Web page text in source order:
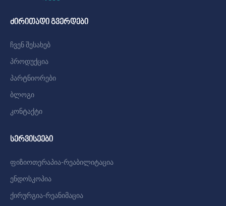
ძირითადი გვერდები
ჩვენ შესახებ
პროდუქცია
პარტნიორები
ბლოგი
კონტაქტი
სერვისეები
ფიზიოთერაპია-რეაბილიტაცია
ენდოსკოპია
ქირურგია-რეანიმაცია